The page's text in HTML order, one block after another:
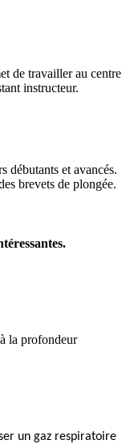
de travailler au centre
instructeur.
débutants et avancés.
brevets de plongée.
la profondeur
un gaz respiratoire